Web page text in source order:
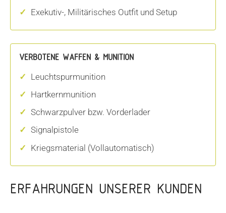
Exekutiv-, Militärisches Outfit und Setup
VERBOTENE WAFFEN & MUNITION
Leuchtspurmunition
Hartkernmunition
Schwarzpulver bzw. Vorderlader
Signalpistole
Kriegsmaterial (Vollautomatisch)
ERFAHRUNGEN UNSERER KUNDEN